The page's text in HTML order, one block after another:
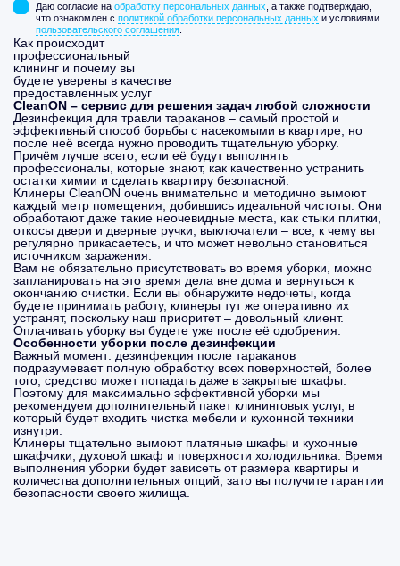
Даю согласие на обработку персональных данных , а также подтверждаю,
что ознакомлен с политикой обработки персональных данных и условиями
пользовательского соглашения
Как происходит
профессиональный
клининг и почему вы
будете уверены в качестве
предоставленных услуг
CleanON – сервис для решения задач любой сложности
Дезинфекция для травли тараканов – самый простой и
эффективный способ борьбы с насекомыми в квартире, но
после неё всегда нужно проводить тщательную уборку.
Причём лучше всего, если её будут выполнять
профессионалы, которые знают, как качественно устранить
остатки химии и сделать квартиру безопасной.
Клинеры CleanON очень внимательно и методично вымоют
каждый метр помещения, добившись идеальной чистоты. Они
обработают даже такие неочевидные места, как стыки плитки,
откосы двери и дверные ручки, выключатели – все, к чему вы
регулярно прикасаетесь, и что может невольно становиться
источником заражения.
Вам не обязательно присутствовать во время уборки, можно
запланировать на это время дела вне дома и вернуться к
окончанию очистки. Если вы обнаружите недочеты, когда
будете принимать работу, клинеры тут же оперативно их
устранят, поскольку наш приоритет – довольный клиент.
Оплачивать уборку вы будете уже после её одобрения.
Особенности уборки после дезинфекции
Важный момент: дезинфекция после тараканов
подразумевает полную обработку всех поверхностей, более
того, средство может попадать даже в закрытые шкафы.
Поэтому для максимально эффективной уборки мы
рекомендуем дополнительный пакет клининговых услуг, в
который будет входить чистка мебели и кухонной техники
изнутри.
Клинеры тщательно вымоют платяные шкафы и кухонные
шкафчики, духовой шкаф и поверхности холодильника. Время
выполнения уборки будет зависеть от размера квартиры и
количества дополнительных опций, зато вы получите гарантии
безопасности своего жилища.